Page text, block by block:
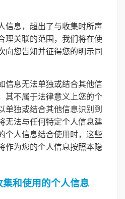
信息，超出了与收集时所声
理关联的范围，我们将在使
向您告知并征得您的明示同
信息无法单独或结合其他信
其不属于法律意义上您的个
单独或结合其他信息识别到
无法与任何特定个人信息建
个人信息结合使用时，这些
作为您的个人信息按照本隐
和使用的个人信息